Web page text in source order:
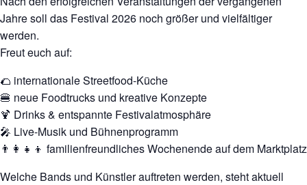
Jahre soll das Festival 2026 noch größer und vielfältiger
werden.
Freut euch auf:
🌮 internationale Streetfood-Küche
🍔 neue Foodtrucks und kreative Konzepte
🍹 Drinks & entspannte Festivalatmosphäre
🎤 Live-Musik und Bühnenprogramm
👨‍👩‍👧‍👦 familienfreundliches Wochenende auf dem Marktplatz
Welche Bands und Künstler auftreten werden, steht aktuell